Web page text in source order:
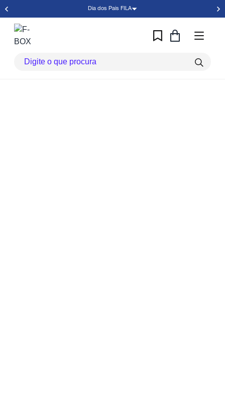
Dia dos Pais FILA